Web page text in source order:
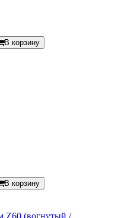
В корзину
В корзину